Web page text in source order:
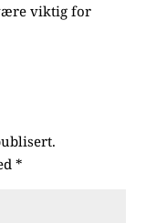
viktig for
*